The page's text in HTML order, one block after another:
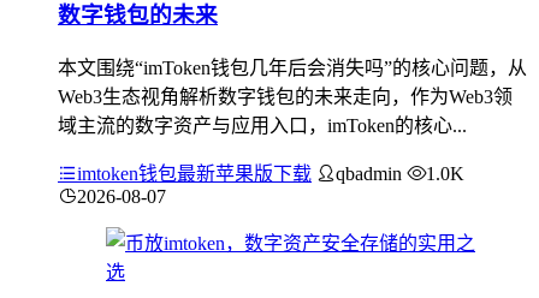
数字钱包的未来
本文围绕“imToken钱包几年后会消失吗”的核心问题，从
Web3生态视角解析数字钱包的未来走向，作为Web3领
域主流的数字资产与应用入口，imToken的核心...
imtoken钱包最新苹果版下载 qbadmin
1.0K
2026-08-07